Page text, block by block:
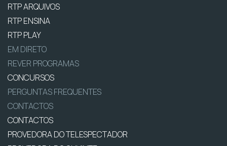
RTP ARQUIVOS
RTP ENSINA
RTP PLAY
EM DIRETO
REVER PROGRAMAS
CONCURSOS
PERGUNTAS FREQUENTES
CONTACTOS
CONTACTOS
PROVEDORA DO TELESPECTADOR